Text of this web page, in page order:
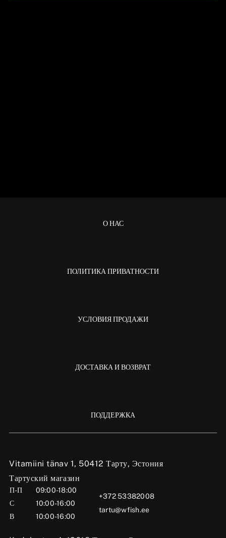
Vitamiini tänav 1, 50412 Тарту, Эстония
Тартуский магазин
П-П
09:00-18:00
С
10:00-16:00
В
10:00-16:00
+372 53382008
tartu@wfish.ee
О НАС
ПОЛИТИКА ПРИВАТНОСТИ
УСЛОВИЯ ПРОДАЖИ
ДОСТАВКА И ВОЗВРАТ
ПОДДЕРЖКА